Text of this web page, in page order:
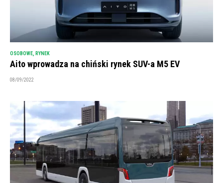
OSOBOWE RYNEK
Aito wprowadza na chiński rynek SUV-a M5 EV
08/09/2022